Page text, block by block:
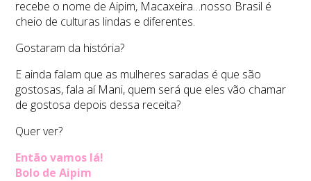
recebe o nome de Aipim, Macaxeira…nosso Brasil é
cheio de culturas lindas e diferentes.
Gostaram da história?
E ainda falam que as mulheres saradas é que são
gostosas, fala aí Mani, quem será que eles vão chamar
de gostosa depois dessa receita?
Quer ver?
Então vamos lá!
Bolo de Aipim